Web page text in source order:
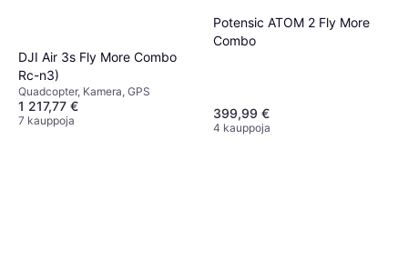
DJI Air 3s Fly More Combo
Rc-n3)
Quadcopter, Kamera, GPS
1 217,77 €
7 kauppoja
Potensic ATOM 2 Fly More
Combo
399,99 €
4 kauppoja